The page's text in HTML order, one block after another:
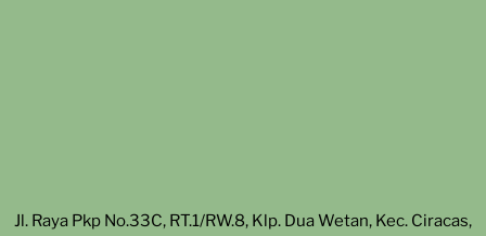
Jl. Raya Pkp No.33C, RT.1/RW.8, Klp. Dua Wetan, Kec. Ciracas,